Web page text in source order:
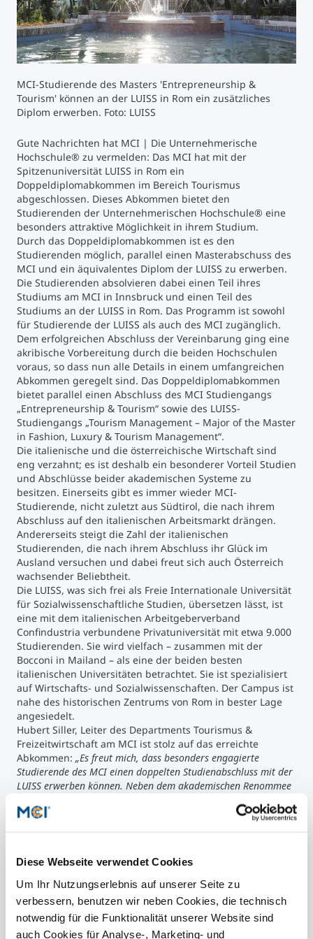
Diese Webseite verwendet Cookies
Um Ihr Nutzungserlebnis auf unserer Seite zu
verbessern, benutzen wir neben Cookies, die technisch
notwendig für die Funktionalität unserer Website sind
auch Cookies für Analyse-, Marketing- und
Studienberatung
Executive Education Finder
MCI-Studierende des Masters 'Entrepreneurship &
Tourism' können an der LUISS in Rom ein zusätzliches
Diplom erwerben. Foto: LUISS
Gute Nachrichten hat MCI | Die Unternehmerische
Hochschule® zu vermelden: Das MCI hat mit der
Spitzenuniversität LUISS in Rom ein
Doppeldiplomabkommen im Bereich Tourismus
abgeschlossen. Dieses Abkommen bietet den
Studierenden der Unternehmerischen Hochschule® eine
besonders attraktive Möglichkeit in ihrem Studium.
Durch das Doppeldiplomabkommen ist es den
Studierenden möglich, parallel einen Masterabschuss des
MCI und ein äquivalentes Diplom der LUISS zu erwerben.
Die Studierenden absolvieren dabei einen Teil ihres
Studiums am MCI in Innsbruck und einen Teil des
Studiums an der LUISS in Rom. Das Programm ist sowohl
für Studierende der LUISS als auch des MCI zugänglich.
Dem erfolgreichen Abschluss der Vereinbarung ging eine
akribische Vorbereitung durch die beiden Hochschulen
voraus, so dass nun alle Details in einem umfangreichen
Abkommen geregelt sind. Das Doppeldiplomabkommen
bietet parallel einen Abschluss des MCI Studiengangs
„Entrepreneurship & Tourism“ sowie des LUISS-
Studiengangs „Tourism Management – Major of the Master
in Fashion, Luxury & Tourism Management“.
Die italienische und die österreichische Wirtschaft sind
eng verzahnt; es ist deshalb ein besonderer Vorteil Studien
und Abschlüsse beider akademischen Systeme zu
besitzen. Einerseits gibt es immer wieder MCI-
Studierende, nicht zuletzt aus Südtirol, die nach ihrem
Abschluss auf den italienischen Arbeitsmarkt drängen.
Andererseits steigt die Zahl der italienischen
Studierenden, die nach ihrem Abschluss ihr Glück im
Ausland versuchen und dabei freut sich auch Österreich
wachsender Beliebtheit.
Die LUISS, was sich frei als Freie Internationale Universität
für Sozialwissenschaftliche Studien, übersetzen lässt, ist
eine mit dem italienischen Arbeitgeberverband
Confindustria verbundene Privatuniversität mit etwa 9.000
Studierenden. Sie wird vielfach – zusammen mit der
Bocconi in Mailand – als eine der beiden besten
italienischen Universitäten betrachtet. Sie ist spezialisiert
auf Wirtschafts- und Sozialwissenschaften. Der Campus ist
nahe des historischen Zentrums von Rom in bester Lage
angesiedelt.
Hubert Siller, Leiter des Departments Tourismus &
Freizeitwirtschaft am MCI ist stolz auf das erreichte
Abkommen: „Es freut mich, dass besonders engagierte
Studierende des MCI einen doppelten Studienabschluss mit der
LUISS erwerben können. Neben dem akademischen Renommee
lehrreiche Umgebung für Studierende im Bereich Tourismus